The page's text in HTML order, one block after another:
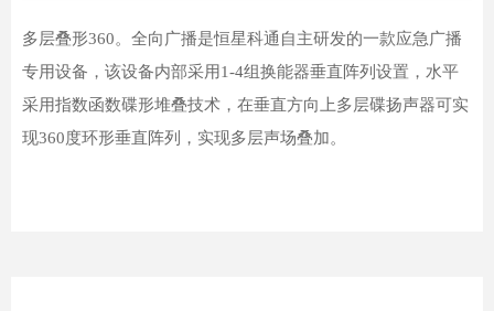
多层叠形360。全向广播是恒星科通自主研发的一款应急广播
专用设备，该设备内部采用1-4组换能器垂直阵列设置，水平
采用指数函数碟形堆叠技术，在垂直方向上多层碟扬声器可实
现360度环形垂直阵列，实现多层声场叠加。